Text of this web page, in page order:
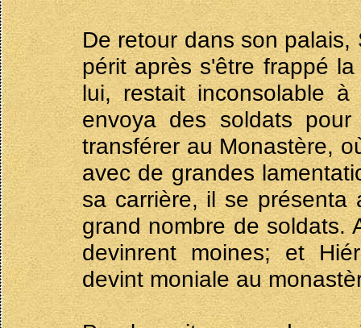
De retour dans son
périt après s'être frappé
lui, restait inconsolable
envoya des soldats
transférer au Monastère,
avec de grandes
sa carrière, il se présenta
grand nombre de soldats.
devinrent moines; et
devint moniale au